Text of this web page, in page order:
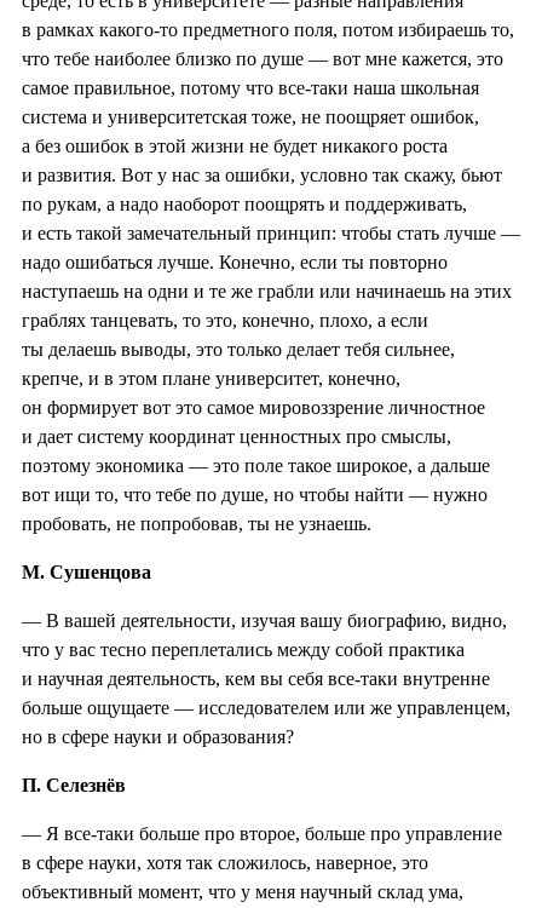
в рамках какого-то предметного поля, потом избираешь то,
что тебе наиболее близко по душе — вот мне кажется, это
самое правильное, потому что все-таки наша школьная
система и университетская тоже, не поощряет ошибок,
а без ошибок в этой жизни не будет никакого роста
и развития. Вот у нас за ошибки, условно так скажу, бьют
по рукам, а надо наоборот поощрять и поддерживать,
и есть такой замечательный принцип: чтобы стать лучше —
надо ошибаться лучше. Конечно, если ты повторно
наступаешь на одни и те же грабли или начинаешь на этих
граблях танцевать, то это, конечно, плохо, а если
ты делаешь выводы, это только делает тебя сильнее,
крепче, и в этом плане университет, конечно,
он формирует вот это самое мировоззрение личностное
и дает систему координат ценностных про смыслы,
поэтому экономика — это поле такое широкое, а дальше
вот ищи то, что тебе по душе, но чтобы найти — нужно
пробовать, не попробовав, ты не узнаешь.
М. Сушенцова
— В вашей деятельности, изучая вашу биографию, видно,
что у вас тесно переплетались между собой практика
и научная деятельность, кем вы себя все-таки внутренне
больше ощущаете — исследователем или же управленцем,
но в сфере науки и образования?
П. Селезнёв
— Я все-таки больше про второе, больше про управление
в сфере науки, хотя так сложилось, наверное, это
объективный момент, что у меня научный склад ума,